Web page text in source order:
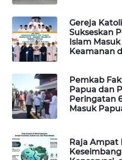
Gereja
Sukseskan
Islam
Keamanan
Pemkab
Papua dan
Peringatan
Masuk
Raja Ampat
MASYARAKAT
KELISTRIKAN
WALINKI
MAWAKA
ID
MARTABAT
NET